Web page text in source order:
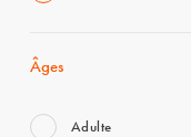
Âges
Adulte